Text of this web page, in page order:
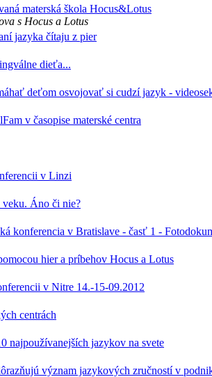
materská škola Hocus&Lotus
s Hocus a Lotus
jazyka čítaju z pier
dieťa...
deťom osvojovať si cudzí jazyk -
v časopise materské centra
v Linzi
Áno či nie?
konferencia v Bratislave - časť 1 -
hier a príbehov Hocus a Lotus
v Nitre 14.-15-09.2012
centrách
najpoužívanejších jazykov na svete
význam jazykových zručností v